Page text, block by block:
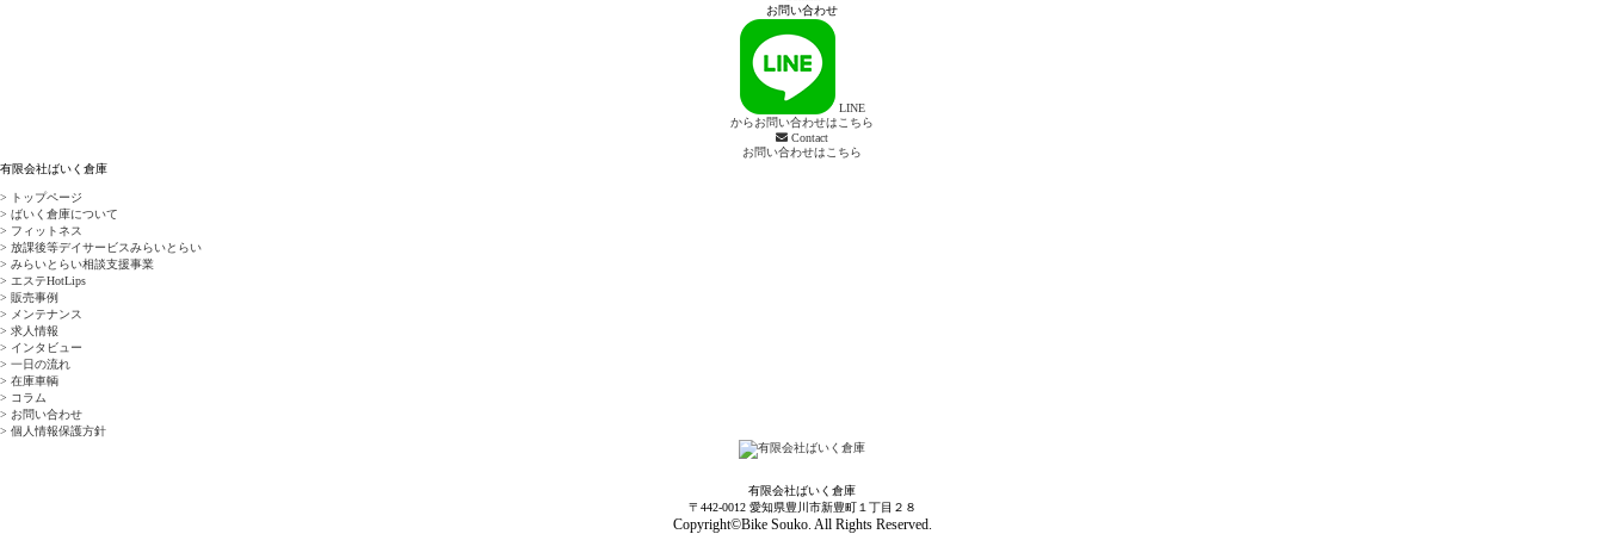
お問い合わせ
LINE
からお問い合わせはこちら
Contact
お問い合わせはこちら
有限会社ばいく倉庫
> トップページ
> ばいく倉庫について
> フィットネス
> 放課後等デイサービスみらいとらい
> みらいとらい相談支援事業
> エステHotLips
> 販売事例
> メンテナンス
> 求人情報
> インタビュー
> 一日の流れ
> 在庫車輌
> コラム
> お問い合わせ
> 個人情報保護方針
有限会社ばいく倉庫
〒442-0012 愛知県豊川市新豊町１丁目２８
Copyright©Bike Souko. All Rights Reserved.